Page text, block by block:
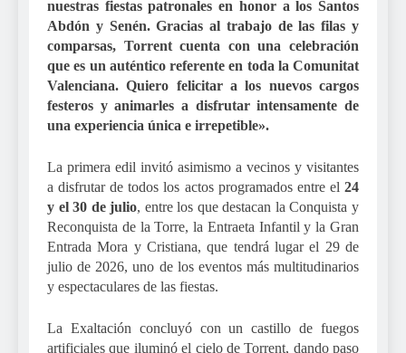
nuestras fiestas patronales en honor a los Santos
Abdón y Senén. Gracias al trabajo de las filas y
comparsas, Torrent cuenta con una celebración
que es un auténtico referente en toda la Comunitat
Valenciana. Quiero felicitar a los nuevos cargos
festeros y animarles a disfrutar intensamente de
una experiencia única e irrepetible».
La primera edil invitó asimismo a vecinos y visitantes
a disfrutar de todos los actos programados entre el 24
y el 30 de julio, entre los que destacan la Conquista y
Reconquista de la Torre, la Entraeta Infantil y la Gran
Entrada Mora y Cristiana, que tendrá lugar el 29 de
julio de 2026, uno de los eventos más multitudinarios
y espectaculares de las fiestas.
La Exaltación concluyó con un castillo de fuegos
artificiales que iluminó el cielo de Torrent, dando paso